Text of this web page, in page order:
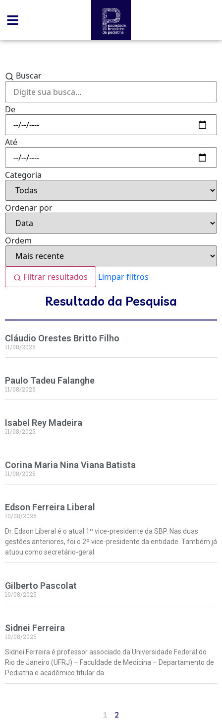
Buscar
De
Até
Categoria
Ordenar por
Ordem
Filtrar resultados Limpar filtros
Resultado da Pesquisa
Cláudio Orestes Britto Filho
11/08/2025
Paulo Tadeu Falanghe
11/08/2025
Isabel Rey Madeira
11/08/2025
Corina Maria Nina Viana Batista
11/08/2025
Edson Ferreira Liberal
10/08/2025
Dr. Edson Liberal é o atual 1º vice-presidente da SBP. Nas duas
gestões anteriores, foi o 2º vice-presidente da entidade. Também já
atuou como secretário-geral.
Gilberto Pascolat
10/08/2025
Sidnei Ferreira
10/08/2025
Sidnei Ferreira é professor associado da Universidade Federal do
Rio de Janeiro (UFRJ) – Faculdade de Medicina – Departamento de
Pediatria e acadêmico titular da
1 2